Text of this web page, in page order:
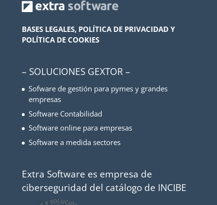
BASES LEGALES, POLÍTICA DE PRIVACIDAD Y
POLÍTICA DE COOKIES
– SOLUCIONES GEXTOR –
Sofware de gestión para pymes y grandes
empresas
Software Contabilidad
Software online para empresas
Software a medida sectores
Extra Software es empresa de
ciberseguridad del catálogo de INCIBE